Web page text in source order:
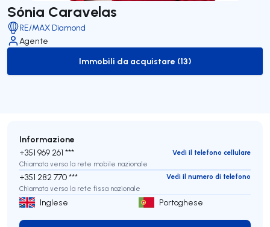
Sónia Caravelas
RE/MAX Diamond
Agente
to-buy-listing
Immobili da acquistare (13)
Informazione
+351 969 261 ***
Vedi il telefono cellulare
Chiamata verso la rete mobile nazionale
+351 282 770 ***
Vedi il numero di telefono
Chiamata verso la rete fissa nazionale
Inglese Portoghese